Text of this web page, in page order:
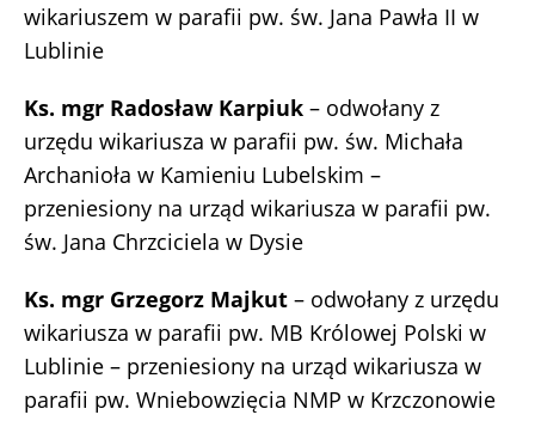
wikariuszem w parafii pw. św. Jana Pawła II w
Lublinie
Ks. mgr Radosław Karpiuk – odwołany z
urzędu wikariusza w parafii pw. św. Michała
Archanioła w Kamieniu Lubelskim –
przeniesiony na urząd wikariusza w parafii pw.
św. Jana Chrzciciela w Dysie
Ks. mgr Grzegorz Majkut – odwołany z urzędu
wikariusza w parafii pw. MB Królowej Polski w
Lublinie – przeniesiony na urząd wikariusza w
parafii pw. Wniebowzięcia NMP w Krzczonowie